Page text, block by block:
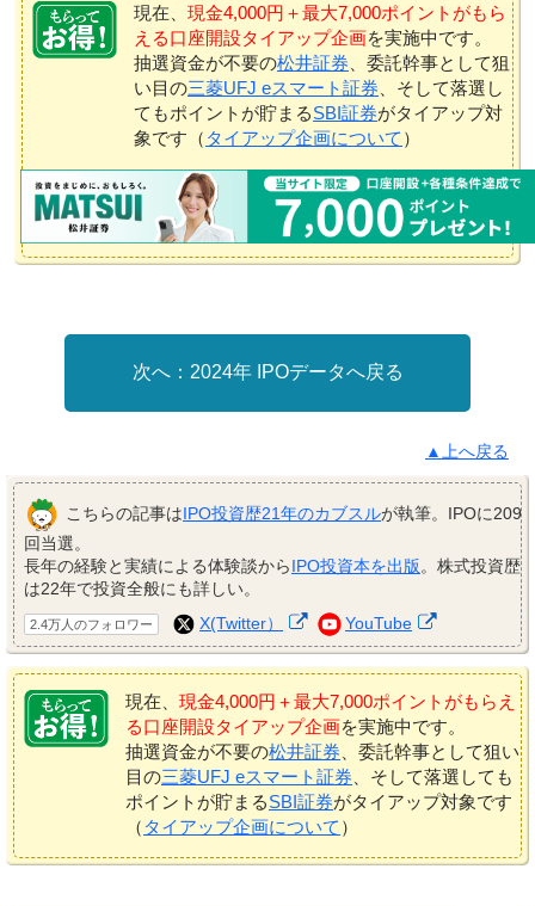
現在、 現金4,000円＋最大7,000ポイントがもら
える口座開設タイアップ企画を実施中です。
抽選資金が不要の松井証券 、委託幹事として狙
い目の三菱UFJ eスマート証券 、そして落選し
てもポイントが貯まるSBI証券がタイアップ対
象です（ タイアップ企画について ）
2024年 IPOデータへ戻る
▲上へ戻る
こちらの記事はIPO投資歴21年のカブスルが執筆。IPOに209
回当選。
長年の経験と実績による体験談からIPO投資本を出版。株式投資歴
は22年で投資全般にも詳しい。
2.4万人のフォロワー X(Twitter） YouTube
現在、 現金4,000円＋最大7,000ポイントがもらえ
る口座開設タイアップ企画を実施中です。
抽選資金が不要の松井証券、委託幹事として狙い
目の三菱UFJ eスマート証券、そして落選しても
ポイントが貯まるSBI証券がタイアップ対象です
（ タイアップ企画について ）